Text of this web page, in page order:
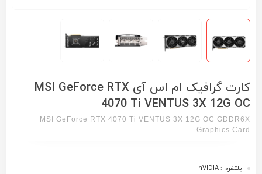
کارت گرافیک ام اس آی MSI GeForce RTX
4070 Ti VENTUS 3X 12G OC
MSI GeForce RTX 4070 Ti VENTUS 3X 12G OC GDDR6X
Graphics Card
پلتفرم : nVIDIA